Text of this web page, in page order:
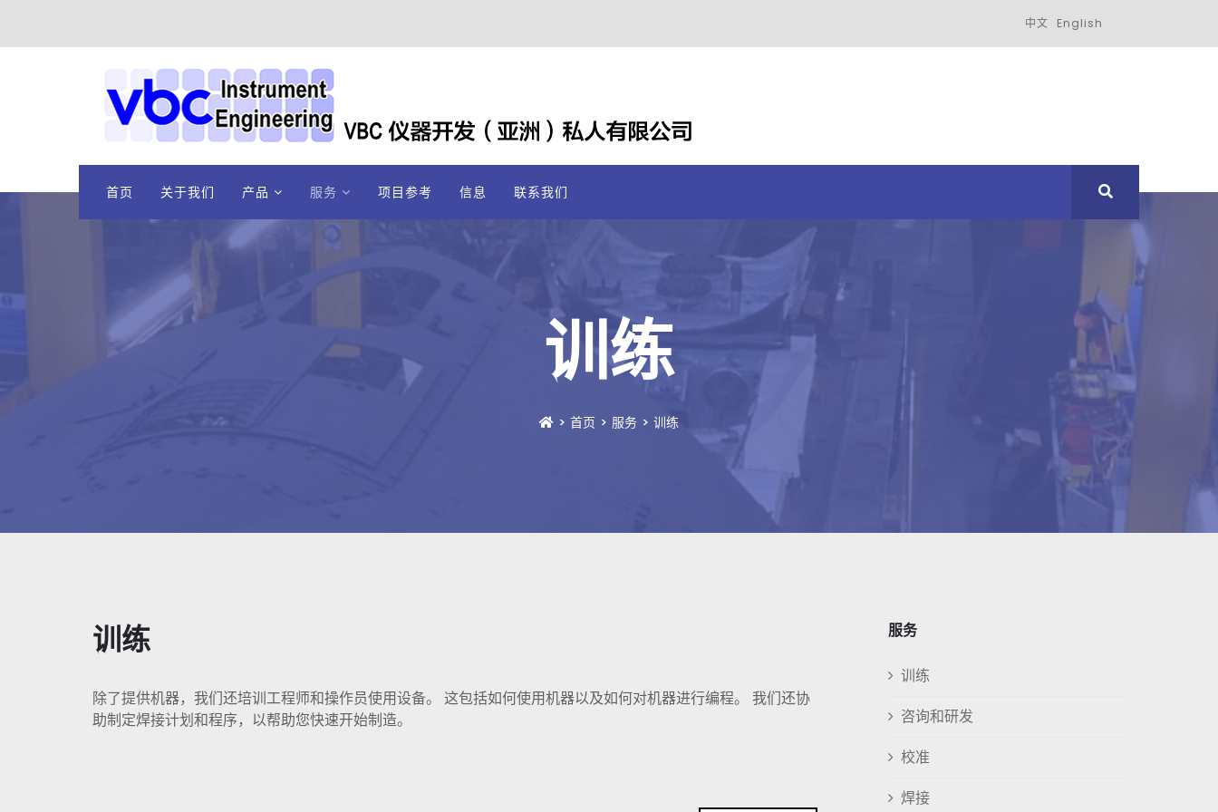
中文 English
首页 关于我们 产品 服务 项目参考 信息 联系我们
训练
首页 服务 训练
训练
除了提供机器，我们还培训工程师和操作员使用设备。 这包括如何使用机器以及如何对机器进行编程。 我们还协
助制定焊接计划和程序，以帮助您快速开始制造。
服务
训练
咨询和研发
校准
焊接